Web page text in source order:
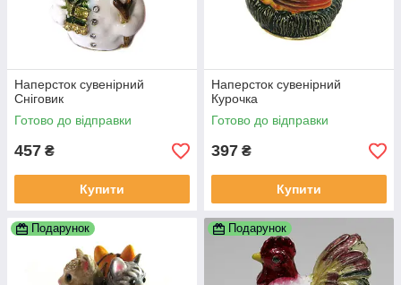
Наперсток сувенірний
Сніговик
Готово до відправки
457 ₴
Купити
Наперсток сувенірний
Курочка
Готово до відправки
397 ₴
Купити
Подарунок Подарунок